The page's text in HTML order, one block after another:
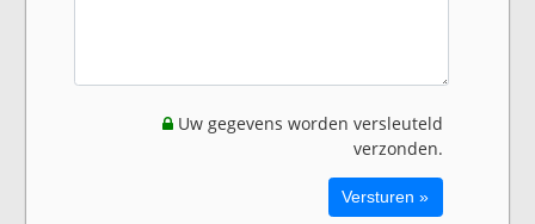
Uw gegevens worden versleuteld
verzonden.